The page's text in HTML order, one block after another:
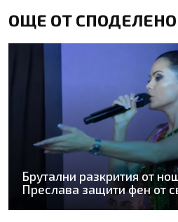
ОЩЕ ОТ СПОДЕЛЕНО
Брутални разкрития от
Преслава защити фен от